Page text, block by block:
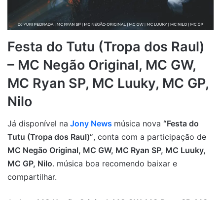
Festa do Tutu (Tropa dos Raul)
– MC Negão Original, MC GW,
MC Ryan SP, MC Luuky, MC GP,
Nilo
Já disponível na Jony News música nova “Festa do
Tutu (Tropa dos Raul)”, conta com a participação de
MC Negão Original, MC GW, MC Ryan SP, MC Luuky,
MC GP, Nilo. música boa recomendo baixar e
compartilhar.